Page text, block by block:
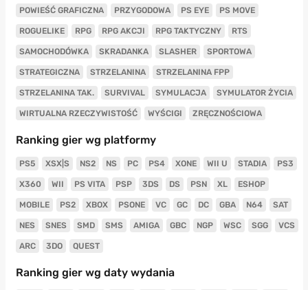
POWIEŚĆ GRAFICZNA PRZYGODOWA PS EYE PS MOVE
ROGUELIKE RPG RPG AKCJI RPG TAKTYCZNY RTS
SAMOCHODÓWKA SKRADANKA SLASHER SPORTOWA
STRATEGICZNA STRZELANINA STRZELANINA FPP
STRZELANINA TAK. SURVIVAL SYMULACJA SYMULATOR ŻYCIA
WIRTUALNA RZECZYWISTOŚĆ WYŚCIGI ZRĘCZNOŚCIOWA
Ranking gier wg platformy
PS5 XSX|S NS2 NS PC PS4 XONE WII U STADIA PS3
X360 WII PS VITA PSP 3DS DS PSN XL ESHOP
MOBILE PS2 XBOX PSONE VC GC DC GBA N64 SAT
NES SNES SMD SMS AMIGA GBC NGP WSC SGG VCS
ARC 3DO QUEST
Ranking gier wg daty wydania